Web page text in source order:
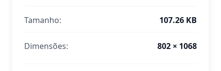
Tamanho: 107.26 KB
Dimensões: 802 × 1068